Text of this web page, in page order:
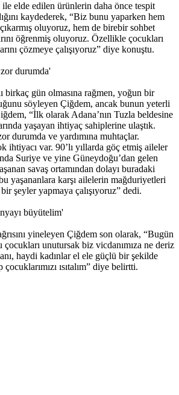
nokta olmak istiyoruz’
35 belediyeye kayyım
ihmalleri sonucu yaşamını yitirdi’
elde edilen ürünlerin daha önce tespit
kaydederek, “Biz bunu yaparken hem
oluyoruz, hem de birebir sohbet
öğrenmiş oluyoruz. Özellikle çocukları
çözmeye çalışıyoruz” diye konuştu.
durumda'
birkaç gün olmasına rağmen, yoğun bir
söyleyen Çiğdem, ancak bunun yeterli
“İlk olarak Adana’nın Tuzla beldesine
yaşayan ihtiyaç sahiplerine ulaştık.
durumda ve yardımına muhtaçlar.
ihtiyacı var. 90’lı yıllarda göç etmiş aileler
Suriye ve yine Güneydoğu’dan gelen
savaş ortamından dolayı buradaki
yaşananlara karşı ailelerin mağduriyetleri
şeyler yapmaya çalışıyoruz” dedi.
büyütelim'
yineleyen Çiğdem son olarak, “Bugün
unutursak biz vicdanımıza ne deriz
haydi kadınlar el ele güçlü bir şekilde
ısıtalım” diye belirtti.